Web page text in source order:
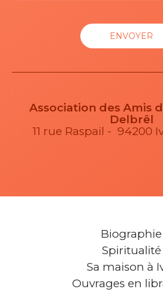
Association des Amis
Delbrêl
11 rue Raspail - 94200
Biographie
Spiritualité
Sa maison à
Ouvrages en